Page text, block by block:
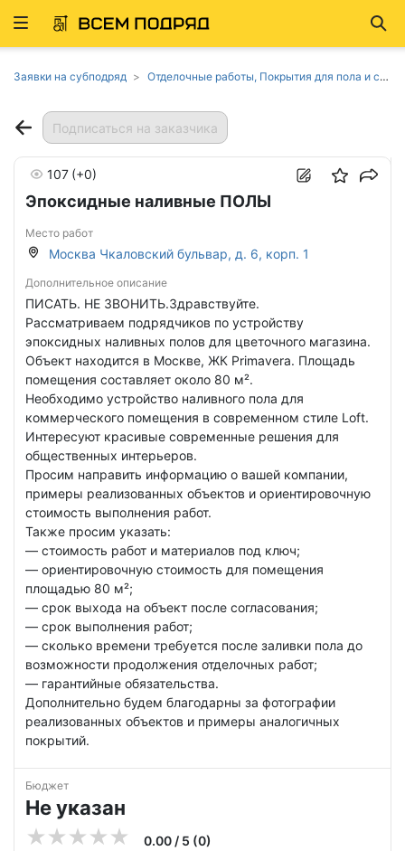
Развернуть
Заявки на субподряд Отделочные работы, Покрытия для пола и стен в Москве
Подписаться на заказчика
Эпоксидные наливные ПОЛЫ
107 (+0)
Место работ
Москва Чкаловский бульвар, д. 6, корп. 1
Дополнительное описание
ПИСАТЬ. НЕ ЗВОНИТЬ.Здравствуйте.
Рассматриваем подрядчиков по устройству
эпоксидных наливных полов для цветочного магазина.
Объект находится в Москве, ЖК Primavera. Площадь
помещения составляет около 80 м².
Необходимо устройство наливного пола для
коммерческого помещения в современном стиле Loft.
Интересуют красивые современные решения для
общественных интерьеров.
Просим направить информацию о вашей компании,
примеры реализованных объектов и ориентировочную
стоимость выполнения работ.
Также просим указать:
— стоимость работ и материалов под ключ;
— ориентировочную стоимость для помещения
площадью 80 м²;
— срок выхода на объект после согласования;
— срок выполнения работ;
— сколько времени требуется после заливки пола до
возможности продолжения отделочных работ;
— гарантийные обязательства.
Дополнительно будем благодарны за фотографии
реализованных объектов и примеры аналогичных
покрытий.
Бюджет
Не указан
0.00 / 5 (0)